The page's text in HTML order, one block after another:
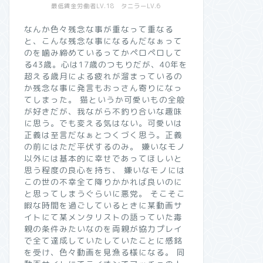
最低賃金労働者LV.18 タニラーLV.6
なんか色々残念な事が重なって重なる
と、こんな残念な事になるんだなぁって
のを噛み締めているってかペロペロして
る43歳。心は17歳のつもりだが、40年を
超える歳月による疲れが溜まっているの
か残念な事に発言もおっさん寄りになっ
てしまった。 猫というか可愛いもの全般
が好きだが、我ながら不釣り合いな趣味
に思う。でも変える気はない。可愛いは
正義は至言だなぁとつくづく思う。正義
の前にはただ平伏するのみ。 嫌いなモノ
以外には基本的に幸せであってほしいと
思う程度の良心を持ち、 嫌いなモノには
この世の不幸全て降りかかれば良いのに
と思ってしまうぐらいに悪党。 そこそこ
暇な時間を過ごしているときに某動画サ
イトにて某メンタリストの語っていた毒
親の条件みたいなのを両親が協力プレイ
で全て達成していたしていたことに感銘
を受け、色々動画を見漁る様になる。 同